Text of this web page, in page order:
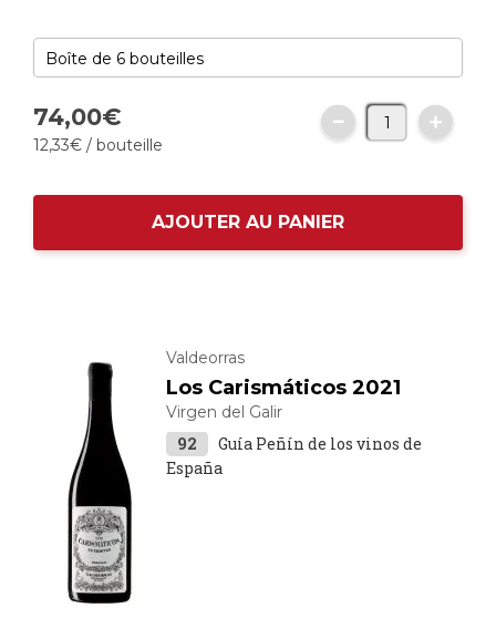
74,00€
12,33€ / bouteille
AJOUTER AU PANIER
Valdeorras
Los Carismáticos 2021
Virgen del Galir
92
Guía Peñín de los vinos de
España